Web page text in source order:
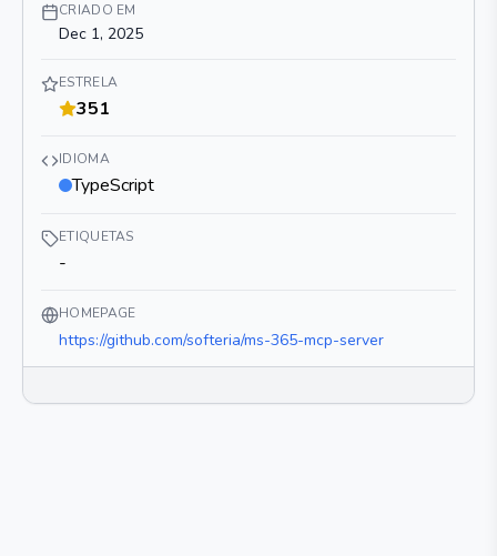
CRIADO EM
Dec 1, 2025
ESTRELA
351
IDIOMA
TypeScript
ETIQUETAS
-
HOMEPAGE
https://github.com/softeria/ms-365-mcp-server